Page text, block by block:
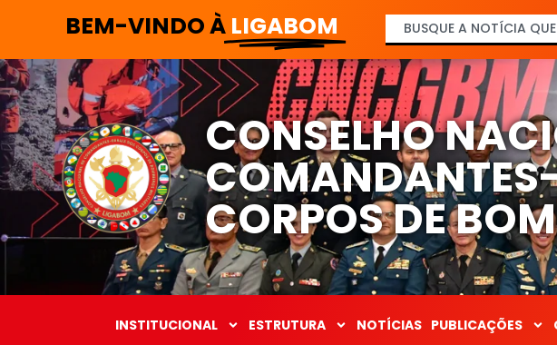
BEM-VINDO À LIGABOM
CONSELHO
CORPOS DE
INSTITUCIONAL ESTRUTURA NOTÍCIAS PUBLICAÇÕES